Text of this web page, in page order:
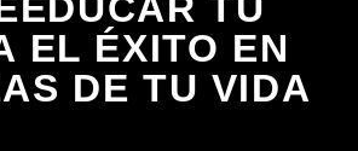
TU
EL ÉXITO EN
DE TU VIDA